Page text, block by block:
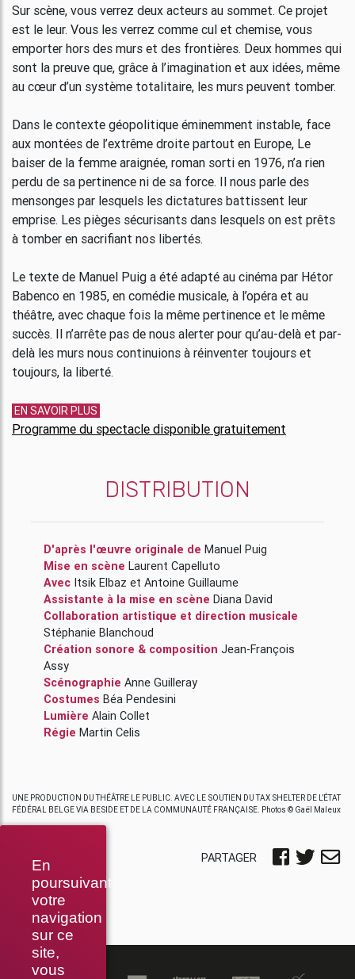
En
poursuivant
votre
navigation
sur ce
site,
vous
Sur scène, vous verrez deux acteurs au sommet. Ce projet
est le leur. Vous les verrez comme cul et chemise, vous
emporter hors des murs et des frontières. Deux hommes qui
sont la preuve que, grâce à l’imagination et aux idées, même
au cœur d’un système totalitaire, les murs peuvent tomber.
Dans le contexte géopolitique éminemment instable, face
aux montées de l’extrême droite partout en Europe, Le
baiser de la femme araignée, roman sorti en 1976, n’a rien
perdu de sa pertinence ni de sa force. Il nous parle des
mensonges par lesquels les dictatures battissent leur
emprise. Les pièges sécurisants dans lesquels on est prêts
à tomber en sacrifiant nos libertés.
Le texte de Manuel Puig a été adapté au cinéma par Hétor
Babenco en 1985, en comédie musicale, à l’opéra et au
théâtre, avec chaque fois la même pertinence et le même
succès. Il n’arrête pas de nous alerter pour qu’au-delà et par-
delà les murs nous continuions à réinventer toujours et
toujours, la liberté.
EN SAVOIR PLUS
Programme du spectacle disponible gratuitement
DISTRIBUTION
D'après l'œuvre originale de Manuel Puig
Mise en scène
Laurent Capelluto
Avec
Itsik Elbaz et
Antoine Guillaume
Assistante à la mise en scène Diana David
Collaboration artistique et direction musicale
Stéphanie Blanchoud
Création sonore & composition Jean-François
Assy
Scénographie Anne Guilleray
Costumes Béa Pendesini
Lumière Alain Collet
Régie Martin Celis
UNE PRODUCTION DU THÉÂTRE LE PUBLIC. AVEC LE SOUTIEN DU TAX SHELTER DE L’ÉTAT
FÉDÉRAL BELGE VIA BESIDE ET DE LA COMMUNAUTÉ FRANÇAISE. Photos © Gaël Maleux
PARTAGER